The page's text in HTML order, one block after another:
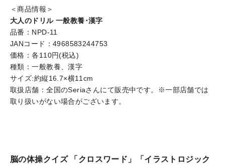
＜商品情報＞
大人のドリル 一般教養･漢字
品番：NPD-11
JANコード：4968583244753
価格：各110円(税込)
種類：一般教養、漢字
サイズ:約縦16.7×横11cm
取扱店舗：全国のSeriaさんにて販売中です。※一部店舗では
取り扱いがない場合がございます。
脳の体操クイズ 「クロスワード」「イラストロジック